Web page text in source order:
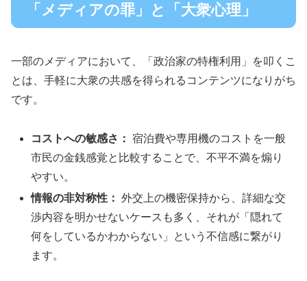
「メディアの罪」と「大衆心理」
一部のメディアにおいて、「政治家の特権利用」を叩くこ
とは、手軽に大衆の共感を得られるコンテンツになりがち
です。
コストへの敏感さ： 宿泊費や専用機のコストを一般
市民の金銭感覚と比較することで、不平不満を煽り
やすい。
情報の非対称性： 外交上の機密保持から、詳細な交
渉内容を明かせないケースも多く、それが「隠れて
何をしているかわからない」という不信感に繋がり
ます。